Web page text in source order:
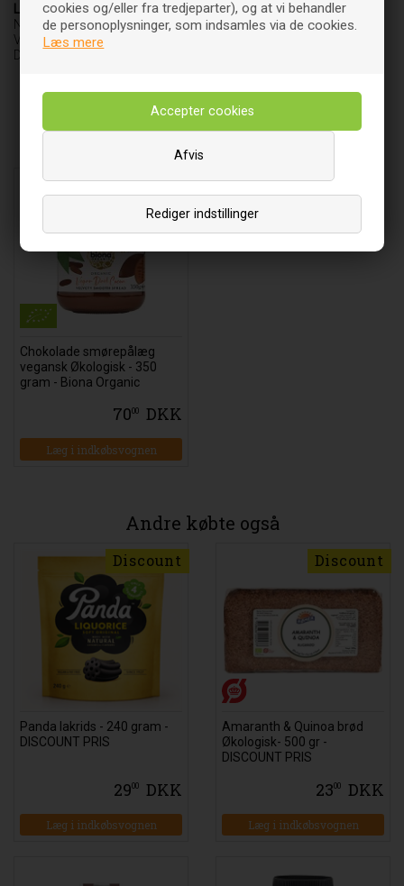
cookies og/eller fra tredjeparter), og at vi behandler
de personoplysninger, som indsamles via de cookies.
Læs mere
Rediger indstillinger
Afvis
Leverandør
NatureSource
Vedbæk Stationsvej 37 C
DK-2950 Vedbæk
Relaterede varer
Chokolade smørepålæg
vegansk Økologisk - 350
gram - Biona Organic
7000 DKK
Læg i indkøbsvognen
Andre købte også
Discount
Panda lakrids - 240 gram -
DISCOUNT PRIS
2900 DKK
Læg i indkøbsvognen
Discount
Amaranth & Quinoa brød
Økologisk- 500 gr -
DISCOUNT PRIS
2300 DKK
Læg i indkøbsvognen